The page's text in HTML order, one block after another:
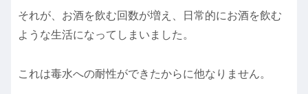
それが、お酒を飲む回数が増え、日常的にお酒を飲む
ような生活になってしまいました。
これは毒水への耐性ができたからに他なりません。